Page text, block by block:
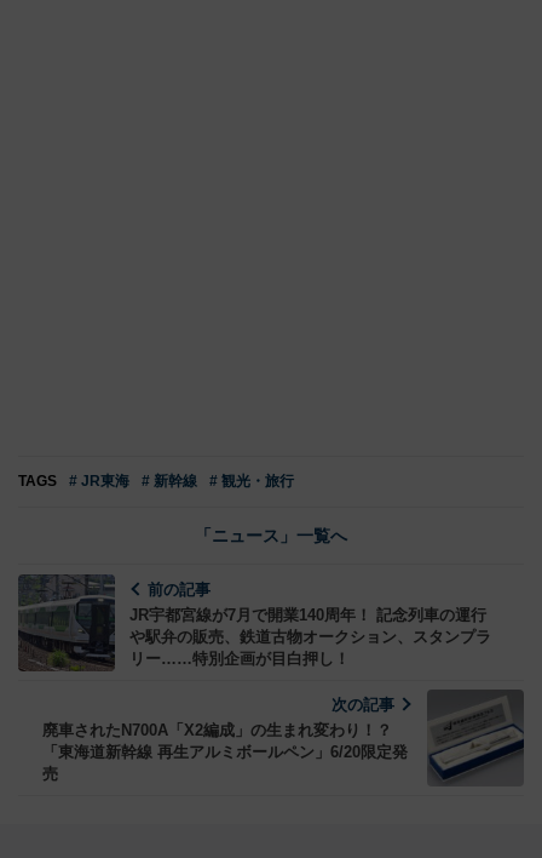
TAGS # JR東海 # 新幹線 # 観光・旅行
「ニュース」一覧へ
前の記事
JR宇都宮線が7月で開業140周年！ 記念列車の運行
や駅弁の販売、鉄道古物オークション、スタンプラ
リー……特別企画が目白押し！
次の記事
廃車されたN700A「X2編成」の生まれ変わり！？
「東海道新幹線 再生アルミボールペン」6/20限定発
売